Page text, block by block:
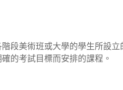
段美術班或大學的學生所設立
的考試目標而安排的課程。